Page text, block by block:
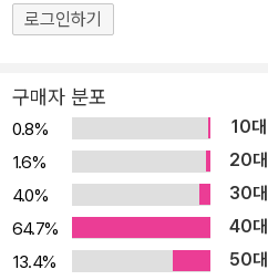
로그인하기
구매자 분포
0.8% 10대
1.6%
20대
4.0%
30대
64.7%
40대
13.4%
50대